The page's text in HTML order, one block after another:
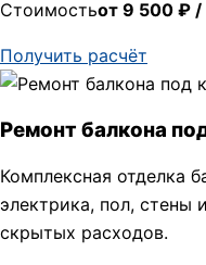
Стоимостьот 9 500 ₽ /
Получить расчёт
Ремонт балкона
Комплексная отделка
электрика, пол, стены
скрытых расходов.